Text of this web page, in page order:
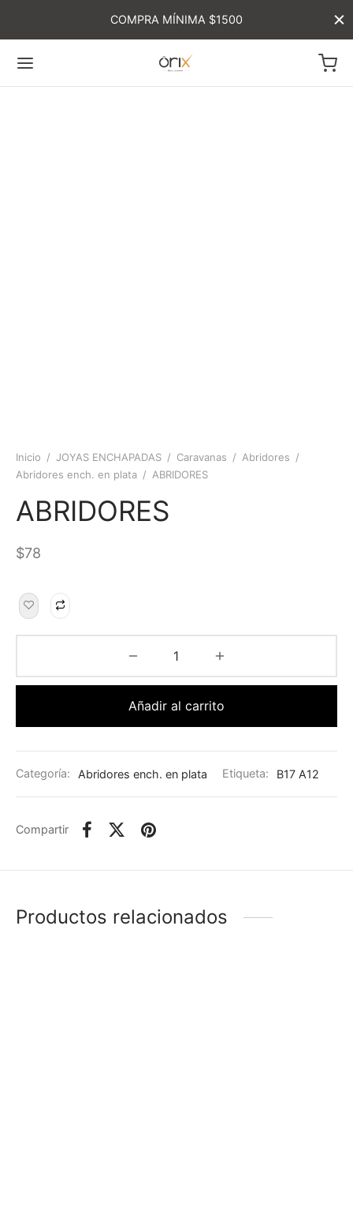
COMPRA MÍNIMA $1500
Inicio / JOYAS ENCHAPADAS / Caravanas / Abridores /
Abridores ench. en plata / ABRIDORES
ABRIDORES
$78
Añadir al carrito
Categoría: Abridores ench. en plata Etiqueta: B17 A12
Compartir
Productos relacionados